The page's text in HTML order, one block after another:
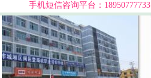
手机短信咨询平台：18950777733